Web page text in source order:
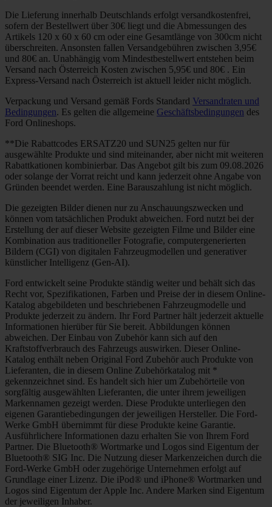
Die Lieferung innerhalb Deutschlands erfolgt versandkostenfrei,
sofern der Bestellwert über 30€ liegt und die Abmessungen des
Artikels 120 x 60 x 60 cm oder eine Gesamtlänge von 300cm nicht
überschreiten. Ansonsten fallen Versandgebühren zwischen 3,95€
und 80€ an. Unabhängig vom Mindestbestellwert entstehen beim
Versand nach Österreich Kosten zwischen 5,95€ und 80€ . Ein
Express-Versand nach Österreich ist aktuell leider nicht möglich.
Verpackung und Versand gemäß Fords Standard Versandraten und
Bedingungen. Es gelten die allgemeine Geschäftsbedingungen des
Ford Onlineshops.
**Die Rabattcodes ERSATZ20 und SUN25 gelten nur für
ausgewählte Produkte und sind miteinander, aber nicht mit weiteren
Rabattkationen kombinierbar. Das Angebot gilt bis zum 09.08.2026
oder solange der Vorrat reicht und kann jederzeit ohne Angabe von
Gründen beendet werden. Eine Barauszahlung ist nicht möglich.
Die gezeigten Bilder dienen nur zu Anschauungszwecken und
können vom tatsächlichen Produkt abweichen. Ford nutzt bei der
Erstellung der auf dieser Website gezeigten Filme und Bilder eine
Kombination aus traditioneller Fotografie, computergenerierten
Bildern (CGI) von digitalen Fahrzeugmodellen und generativer
künstlicher Intelligenz (Gen-AI).
Ford entwickelt seine Produkte ständig weiter und behält sich das
Recht vor, Spezifikationen, Farben und Preise der in diesem Online-
Katalog abgebildeten und beschriebenen Fahrzeugmodelle und
Produkte jederzeit zu ändern. Ihr Ford Partner hält jederzeit aktuelle
Informationen hierüber für Sie bereit. Abbildungen können
abweichen. Der Einbau von Zubehör kann sich auf den
Kraftstoffverbrauch des Fahrzeugs auswirken. Dieser Online-
Katalog enthält neben Original Ford Zubehör auch Produkte von
Lieferanten, die in diesem Online Zubehörkatalog mit *
gekennzeichnet sind. Es handelt sich hier um Zubehörteile von
sorgfältig ausgewählten Lieferanten, die unter ihrem jeweiligen
Markennamen gezeigt werden. Diese Produkte unterliegen den
eigenen Garantiebedingungen der jeweiligen Hersteller. Die Ford-
Werke GmbH übernimmt für diese Produkte keine Garantie.
Ausführlichere Informationen dazu erhalten Sie von Ihrem Ford
Partner. Die Bluetooth® Wortmarke und Logos sind Eigentum der
Bluetooth® SIG Inc. Die Nutzung dieser Markenzeichen durch die
Ford-Werke GmbH oder zugehörige Unternehmen erfolgt auf
Grundlage einer Lizenz. Die iPod® und iPhone® Wortmarken und
Logos sind Eigentum der Apple Inc. Andere Marken sind Eigentum
der jeweiligen Inhaber.